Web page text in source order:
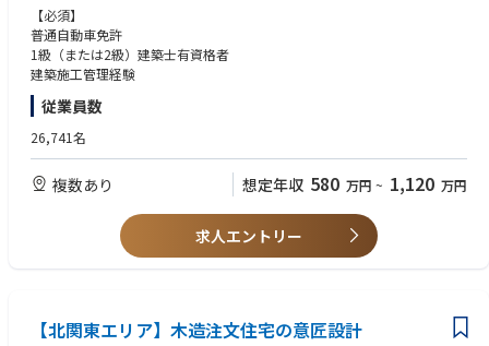
①施工を担当する工務店とのやりとり
「住友林業の家」の施工基準や法律に則って作業が進んでいるかをチェッ
クします。
工事の状況をこまめにご報告し、疑問点や不安な点などがあれば何度も話
をうかがいます。また、着工前のご近所への挨拶回り等、完成後に安心し
て住んでいただけるよう、施工に関する様々なサポートを行います。
■福利厚生・就業環境
回）など、働きやすい環境を整えています。
子の行事休暇、看護休暇（年間10日、有休とは別に使用可）など家庭との
【必須】
普通自動車免許
1級（または2級）建築士有資格者
建築施工管理経験
従業員数
26,741名
複数あり 想定年収 580 万円 ~ 1,120 万円
求人エントリー
【北関東エリア】木造注文住宅の意匠設計